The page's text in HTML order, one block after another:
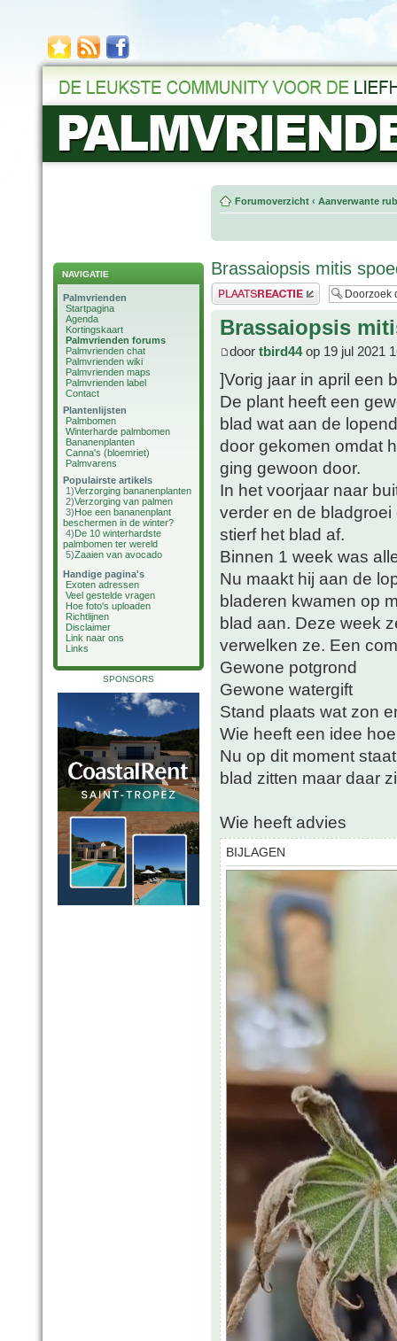
NAVIGATIE
Palmvrienden
Startpagina
Agenda
Kortingskaart
Palmvrienden forums
Palmvrienden chat
Palmvrienden wiki
Palmvrienden maps
Palmvrienden label
Contact
Plantenlijsten
Palmbomen
Winterharde palmbomen
Bananenplanten
Canna's (bloemriet)
Palmvarens
Populairste artikels
1)Verzorging bananenplanten
2)Verzorging van palmen
3)Hoe een bananenplant
beschermen in de winter?
4)De 10 winterhardste
palmbomen ter wereld
5)Zaaien van avocado
Handige pagina's
Exoten adressen
Veel gestelde vragen
Hoe foto's uploaden
Richtlijnen
Disclaimer
Link naar ons
Links
SPONSORS
Forumoverzicht ‹ Aanverwante
Brassaiopsis mitis
Plaats een reactie
Brassaiopsis
door tbird44op 19 jul 2021
]Vorig jaar in april een
De plant heeft een
blad wat aan de
door gekomen omdat
ging gewoon door.
In het voorjaar naar
verder en de
stierf het blad af.
Binnen 1 week was
Nu maakt hij aan de
bladeren kwamen op
blad aan. Deze week
verwelken ze. Een
Gewone potgrond
Gewone watergift
Stand plaats wat zon
Wie heeft een idee
Nu op dit moment
blad zitten maar daar
Wie heeft advies
BIJLAGEN